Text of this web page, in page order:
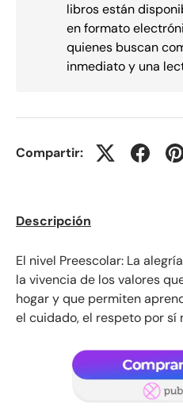
libros están
en formato
quienes buscan
inmediato y una
Compartir:
Descripción
El nivel Preescolar: La
la vivencia de los valores
hogar y que permiten
el cuidado, el respeto por sí